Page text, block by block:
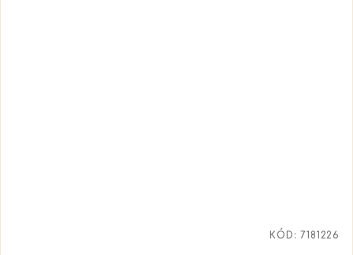
KÓD: 7181226